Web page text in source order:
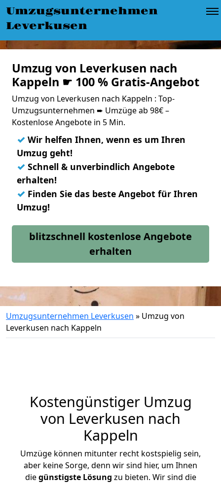
Umzugsunternehmen
Leverkusen
Umzug von Leverkusen nach
Kappeln ☛ 100 % Gratis-Angebot
Umzug von Leverkusen nach Kappeln : Top-
Umzugsunternehmen ➨ Umzüge ab 98€ –
Kostenlose Angebote in 5 Min.
✓ Wir helfen Ihnen, wenn es um Ihren
Umzug geht!
✓ Schnell & unverbindlich Angebote
erhalten!
✓ Finden Sie das beste Angebot für Ihren
Umzug!
blitzschnell kostenlose Angebote
erhalten
Umzugsunternehmen Leverkusen » Umzug von
Leverkusen nach Kappeln
Kostengünstiger Umzug
von Leverkusen nach
Kappeln
Umzüge können mitunter recht kostspielig sein,
aber keine Sorge, denn wir sind hier, um Ihnen
diegünstigste Lösung zu bieten. Wir sind die